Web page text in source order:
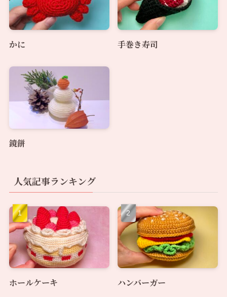
かに 手巻き寿司
鏡餅
人気記事ランキング
ホールケーキ ハンバーガー